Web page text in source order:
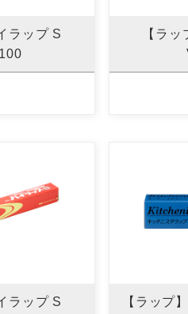
ラップ S
【ラ
ラップ S
【ラップ